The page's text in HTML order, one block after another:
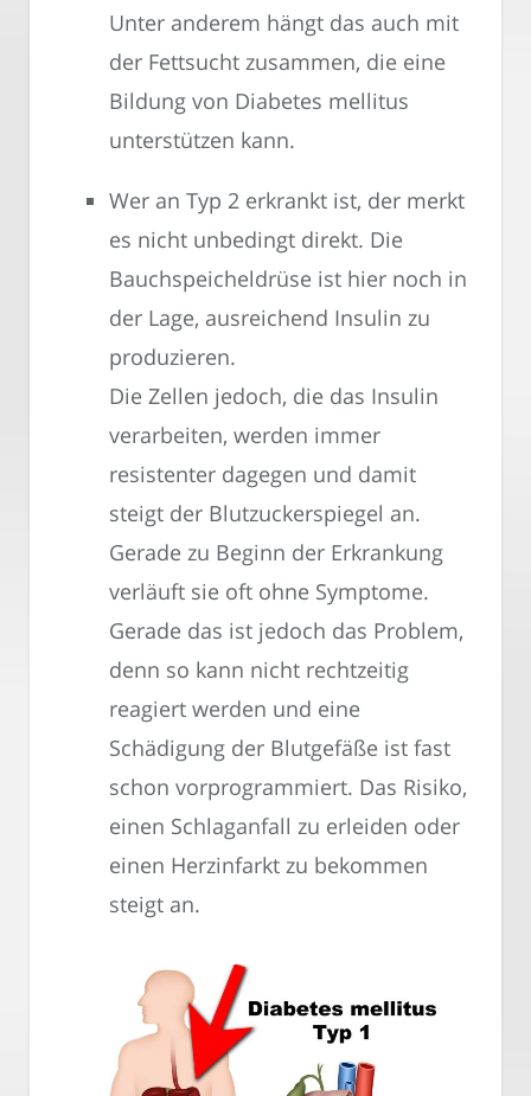
Unter anderem hängt das auch mit
der Fettsucht zusammen, die eine
Bildung von Diabetes mellitus
unterstützen kann.
Wer an Typ 2 erkrankt ist, der merkt
es nicht unbedingt direkt. Die
Bauchspeicheldrüse ist hier noch in
der Lage, ausreichend Insulin zu
produzieren.
Die Zellen jedoch, die das Insulin
verarbeiten, werden immer
resistenter dagegen und damit
steigt der Blutzuckerspiegel an.
Gerade zu Beginn der Erkrankung
verläuft sie oft ohne Symptome.
Gerade das ist jedoch das Problem,
denn so kann nicht rechtzeitig
reagiert werden und eine
Schädigung der Blutgefäße ist fast
schon vorprogrammiert. Das Risiko,
einen Schlaganfall zu erleiden oder
einen Herzinfarkt zu bekommen
steigt an.